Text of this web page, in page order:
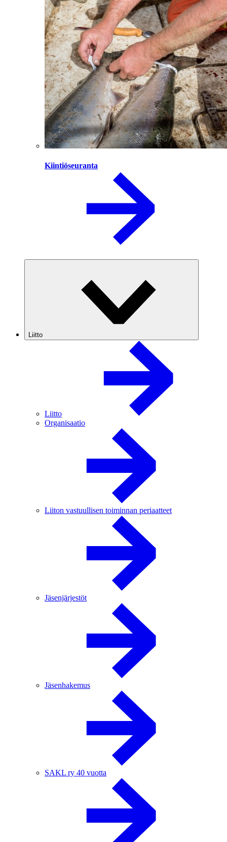
Kiintiöseuranta
Liitto
Liitto
Organisaatio
Liiton vastuullisen toiminnan periaatteet
Jäsenjärjestöt
Jäsenhakemus
SAKL ry 40 vuotta